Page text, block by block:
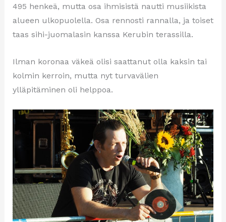
495 henkeä, mutta osa ihmisistä nautti musiikista
alueen ulkopuolella. Osa rennosti rannalla, ja toiset
taas sihi-juomalasin kanssa Kerubin terassilla.
Ilman koronaa väkeä olisi saattanut olla kaksin tai
kolmin kerroin, mutta nyt turvavälien
ylläpitäminen oli helppoa.